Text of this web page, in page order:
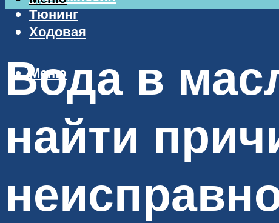
Тюнинг
Ходовая
Меню
Вода в
найти